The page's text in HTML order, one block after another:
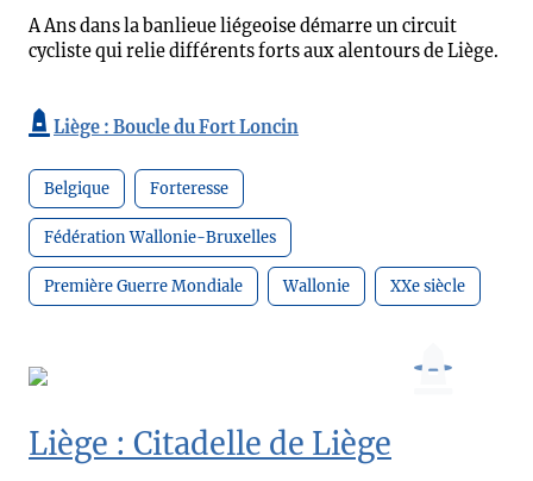
A Ans dans la banlieue liégeoise démarre un circuit
cycliste qui relie différents forts aux alentours de Liège.
Liège : Boucle du Fort Loncin
Belgique Forteresse
Fédération Wallonie-Bruxelles
Première Guerre Mondiale Wallonie XXe siècle
Liège : Citadelle de Liège